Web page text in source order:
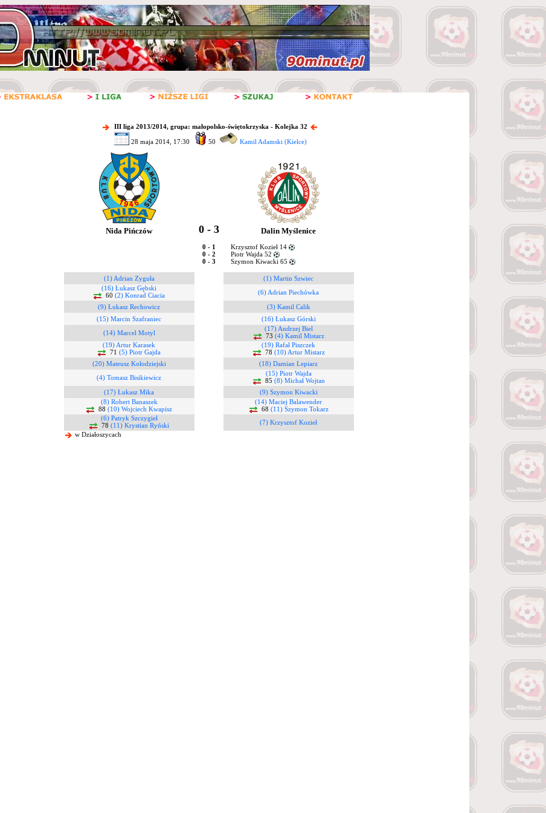
III liga 2013/2014, grupa: małopolsko-świętokrzyska - Kolejka 32
28 maja 2014, 17:30 50 Kamil Adamski (Kielce)
Nida Pińczów 0 - 3 Dalin Myślenice
0 - 1
Krzysztof Kozieł 14
0 - 2
Piotr Wajda 52
0 - 3
Szymon Kiwacki 65
(1) Adrian Zyguła
(1) Martin Szwiec
(16) Łukasz Gębski
60 (2) Konrad Ciacia
(6) Adrian Piechówka
(9) Łukasz Rechowicz
(3) Kamil Calik
(15) Marcin Szafraniec
(16) Łukasz Górski
(14) Marcel Motyl
(17) Andrzej Biel
73 (4) Kamil Mistarz
(19) Artur Karasek
71 (5) Piotr Gajda
(19) Rafał Piszczek
78 (10) Artur Mistarz
(20) Mateusz Kołodziejski
(18) Damian Lepiarz
(4) Tomasz Bisikiewicz
(15) Piotr Wajda
85 (8) Michał Wojtan
(17) Łukasz Mika
(9) Szymon Kiwacki
(8) Robert Banaszek
88 (10) Wojciech Kwapisz
(14) Maciej Balawender
68 (11) Szymon Tokarz
(6) Patryk Szczygieł
78 (11) Krystian Ryński
(7) Krzysztof Kozieł
w Działoszycach